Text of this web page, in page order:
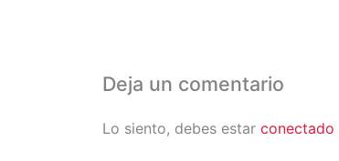
Deja un comentario
Lo siento, debes estar conectado